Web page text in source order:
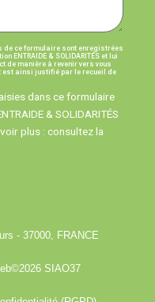
de ce formulaire sont enregistrées
ENTRAIDE & SOLIDARITÉS et lui
de manière à revenir vers vous
est ainsi justifié par le recueil de
dans ce formulaire
& SOLIDARITÉS
plus : consultez la
- 37000, FRANCE
©2026 SIAO37